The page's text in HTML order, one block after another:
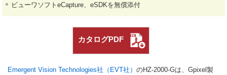
ビューワソフトeCapture、eSDKを無償添付
カタログPDF
Emergent Vision Technologies社（EVT社） のHZ-2000-Gは、Gpixel製